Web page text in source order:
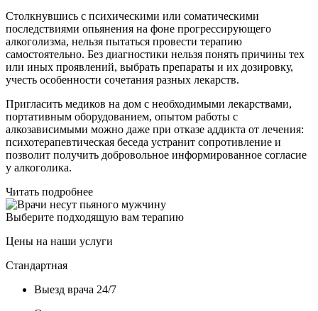
Столкнувшись с психическими или соматическими
последствиями опьянения на фоне прогрессирующего
алкоголизма, нельзя пытаться провести терапию
самостоятельно. Без диагностики нельзя понять причины тех
или иных проявлений, выбрать препараты и их дозировку,
учесть особенности сочетания разных лекарств.
Пригласить медиков на дом с необходимыми лекарствами,
портативным оборудованием, опытом работы с
алкозависимыми можно даже при отказе аддикта от лечения:
психотерапевтическая беседа устранит сопротивление и
позволит получить добровольное информированное согласие
у алкоголика.
Читать подробнее
Выберите подходящую вам терапию
Цены на наши услуги
Стандартная
Выезд врача 24/7